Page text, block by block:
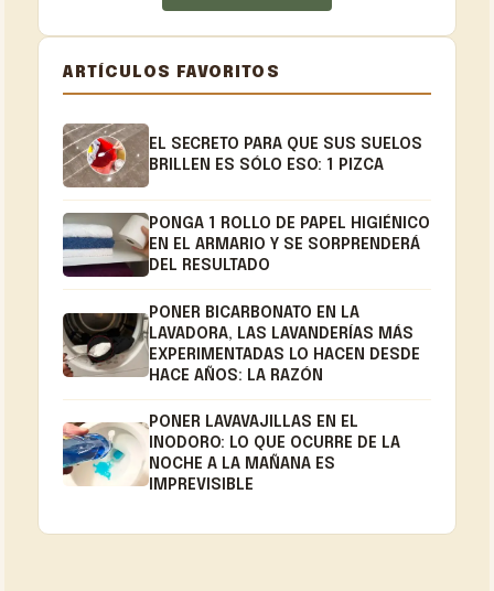
ARTÍCULOS FAVORITOS
EL SECRETO PARA QUE SUS SUELOS
BRILLEN ES SÓLO ESO: 1 PIZCA
PONGA 1 ROLLO DE PAPEL HIGIÉNICO
EN EL ARMARIO Y SE SORPRENDERÁ
DEL RESULTADO
PONER BICARBONATO EN LA
LAVADORA, LAS LAVANDERÍAS MÁS
EXPERIMENTADAS LO HACEN DESDE
HACE AÑOS: LA RAZÓN
PONER LAVAVAJILLAS EN EL
INODORO: LO QUE OCURRE DE LA
NOCHE A LA MAÑANA ES
IMPREVISIBLE